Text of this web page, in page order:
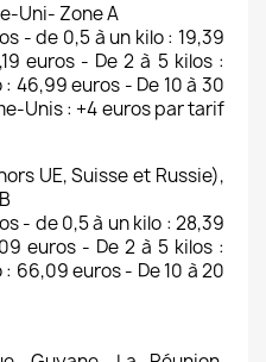
Uni- Zone A
- de 0,5 à un kilo : 19,39
euros - De 2 à 5 kilos :
46,99 euros - De 10 à 30
Unis : +4 euros par tarif
UE, Suisse et Russie),
- de 0,5 à un kilo : 28,39
euros - De 2 à 5 kilos :
66,09 euros - De 10 à 20